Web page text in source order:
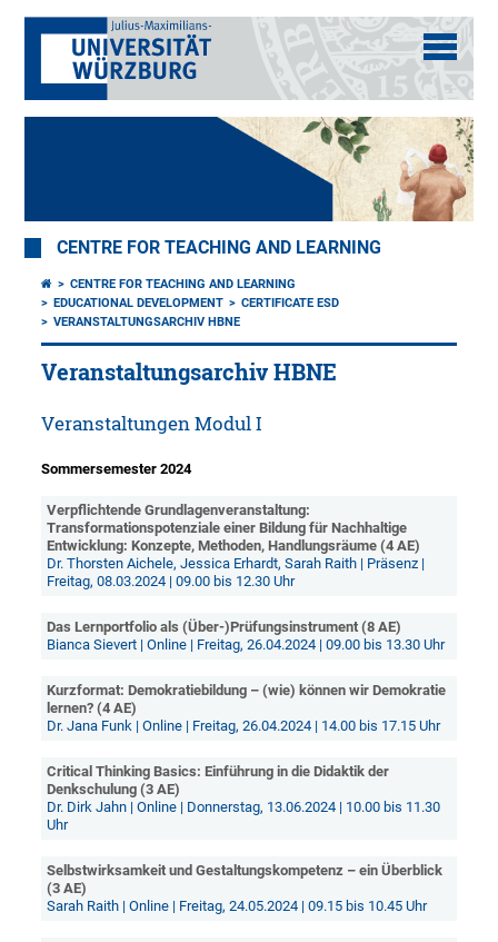
CENTRE FOR TEACHING AND LEARNING
CENTRE FOR TEACHING AND LEARNING
EDUCATIONAL DEVELOPMENT
CERTIFICATE ESD
VERANSTALTUNGSARCHIV HBNE
Veranstaltungsarchiv HBNE
Veranstaltungen Modul I
Sommersemester 2024
Verpflichtende Grundlagenveranstaltung:
Transformationspotenziale einer Bildung für Nachhaltige
Entwicklung: Konzepte, Methoden, Handlungsräume (4 AE)
Dr. Thorsten Aichele, Jessica Erhardt, Sarah Raith | Präsenz |
Freitag, 08.03.2024 | 09.00 bis 12.30 Uhr
Das Lernportfolio als (Über-)Prüfungsinstrument (8 AE)
Bianca Sievert | Online | Freitag, 26.04.2024 | 09.00 bis 13.30 Uhr
Kurzformat: Demokratiebildung – (wie) können wir Demokratie
lernen? (4 AE)
Dr. Jana Funk | Online | Freitag, 26.04.2024 | 14.00 bis 17.15 Uhr
Critical Thinking Basics: Einführung in die Didaktik der
Denkschulung (3 AE)
Dr. Dirk Jahn | Online | Donnerstag, 13.06.2024 | 10.00 bis 11.30
Uhr
Selbstwirksamkeit und Gestaltungskompetenz – ein Überblick
(3 AE)
Sarah Raith | Online | Freitag, 24.05.2024 | 09.15 bis 10.45 Uhr